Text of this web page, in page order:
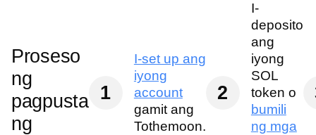
Proseso
ng
pagpusta
ng
1
I-set up ang
iyong
account
gamit ang
Tothemoon.
2
I-
deposito
ang
iyong
SOL
token o
bumili
ng mga